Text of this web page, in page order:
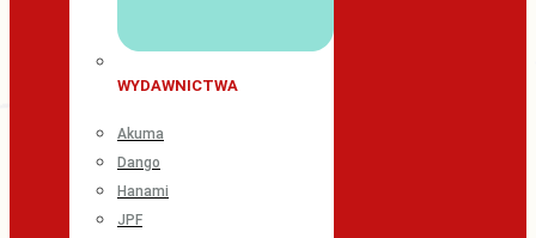
WYDAWNICTWA
Akuma
Dango
Hanami
JPF